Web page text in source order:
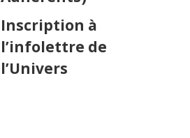
Inscription à
l’infolettre de
l’Univers